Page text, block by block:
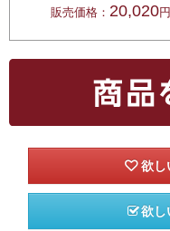
販売価格： 20,020
欲し